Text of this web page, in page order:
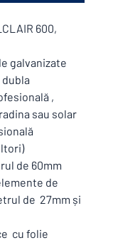
600,
galvanizate
dubla
,
sau solar
de 60mm
de
de 27mm și
cu folie